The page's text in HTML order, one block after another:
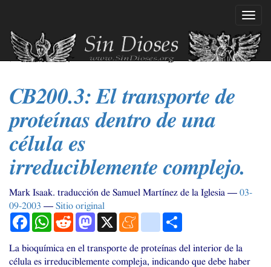
contenido
principal
CB200.3: El transporte de
proteínas dentro de una
célula es
irreduciblemente complejo.
Mark Isaak. traducción de Samuel Martínez de la Iglesia
03-
09-2003
Sitio original
FacebookWhatsApp
RedditMastodon
X Meneameblogger_post
La bioquímica en el transporte de proteínas del interior de la
célula es irreduciblemente compleja, indicando que debe haber